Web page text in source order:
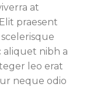
at
praesent
aliquet nibh a
leo erat
neque odio